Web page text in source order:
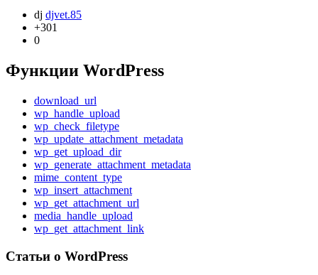
dj djvet.85
+301
0
Функции WordPress
download_url
wp_handle_upload
wp_check_filetype
wp_update_attachment_metadata
wp_get_upload_dir
wp_generate_attachment_metadata
mime_content_type
wp_insert_attachment
wp_get_attachment_url
media_handle_upload
wp_get_attachment_link
Статьи о WordPress